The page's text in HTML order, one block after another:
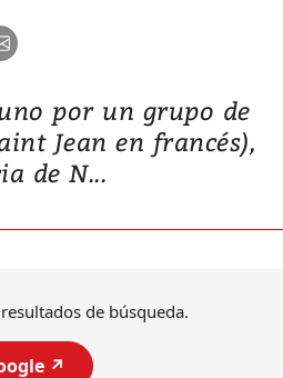
por un grupo de
Jean en francés),
de N...
de búsqueda.
↗️